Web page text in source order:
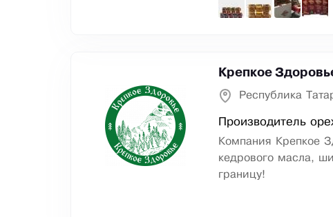
Крепкое
Республика
Производитель
Компания Крепкое
кедрового масла,
границу!